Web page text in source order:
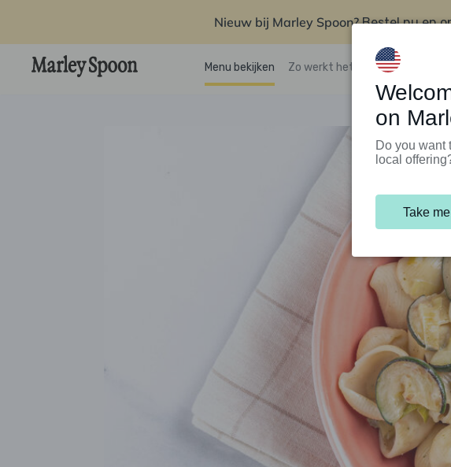
Nieuw bij Marley Spoon?Bestel nu en
Menu bekijken Zo werkt het Klantenservice
on
Do you want
local
Take